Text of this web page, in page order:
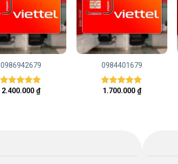
0986942679
Được xếp
2.400.000 ₫
0984401679
Được xếp
1.700.000 ₫